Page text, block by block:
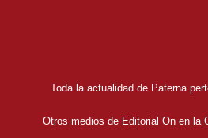
Toda la actualidad de Paterna
Otros medios de Editorial On en la